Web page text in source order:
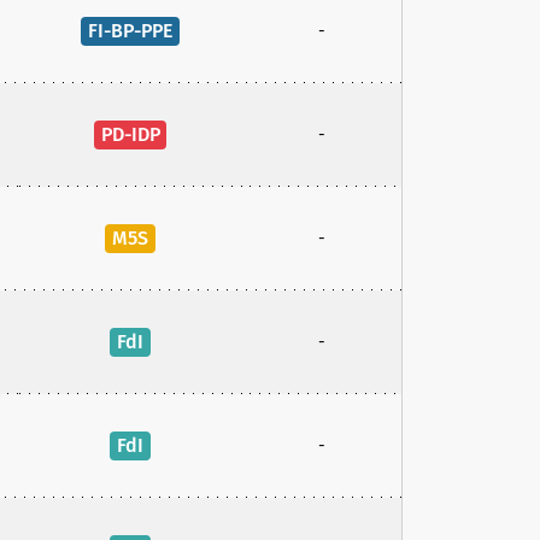
FI-BP-PPE -
PD-IDP -
M5S -
FdI -
FdI -